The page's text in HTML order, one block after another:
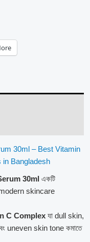
30ml – Best Vitamin
in Bangladesh
30ml একটি
skincare
C Complex যা dull skin,
uneven skin tone কমাতে